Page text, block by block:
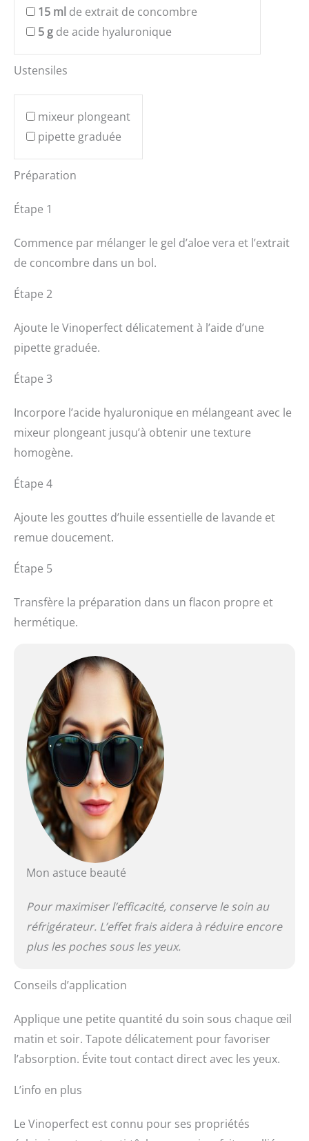
15 ml de extrait de concombre
5 g de acide hyaluronique
Ustensiles
mixeur plongeant
pipette graduée
Préparation
Étape 1
Commence par mélanger le gel d’aloe vera et l’extrait
de concombre dans un bol.
Étape 2
Ajoute le Vinoperfect délicatement à l’aide d’une
pipette graduée.
Étape 3
Incorpore l’acide hyaluronique en mélangeant avec le
mixeur plongeant jusqu’à obtenir une texture
homogène.
Étape 4
Ajoute les gouttes d’huile essentielle de lavande et
remue doucement.
Étape 5
Transfère la préparation dans un flacon propre et
hermétique.
Mon astuce beauté
Pour maximiser l’efficacité, conserve le soin au
réfrigérateur. L’effet frais aidera à réduire encore
plus les poches sous les yeux.
Conseils d’application
Applique une petite quantité du soin sous chaque œil
matin et soir. Tapote délicatement pour favoriser
l’absorption. Évite tout contact direct avec les yeux.
L’info en plus
Le Vinoperfect est connu pour ses propriétés